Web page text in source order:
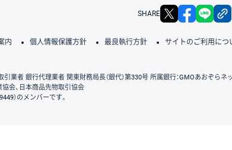
SHARE X
内 個人情報保護方針 最良執行方針 サイトのご利用につ
業者 銀行代理業者 関東財務局長（銀代）第330号 所属銀行：GMOあおぞらネ
会、日本商品先物取引協会
）のメンバーです。